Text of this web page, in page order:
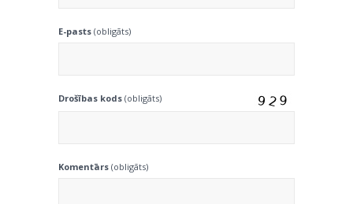
E-pasts (obligāts)
Drošības kods (obligāts)
Komentārs (obligāts)